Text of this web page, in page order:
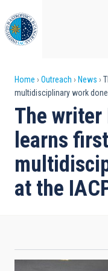
to
main
content
Breadcrumb
Home Outreach News
multidisciplinary work done
The writer
learns
at the